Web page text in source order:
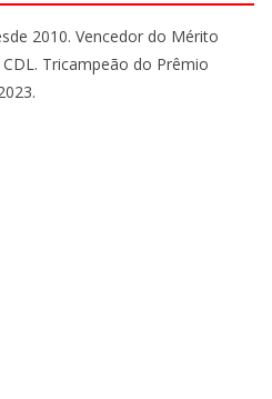
2010. Vencedor do Mérito
Tricampeão do Prêmio